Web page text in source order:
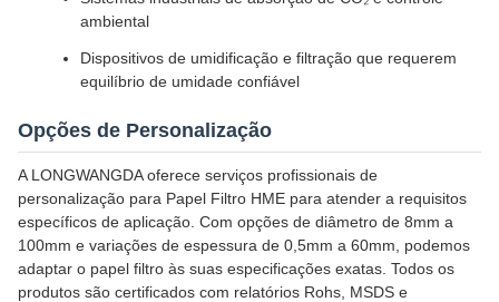
ambiental
Dispositivos de umidificação e filtração que requerem
equilíbrio de umidade confiável
Opções de Personalização
A LONGWANGDA oferece serviços profissionais de
personalização para Papel Filtro HME para atender a requisitos
específicos de aplicação. Com opções de diâmetro de 8mm a
100mm e variações de espessura de 0,5mm a 60mm, podemos
adaptar o papel filtro às suas especificações exatas. Todos os
produtos são certificados com relatórios Rohs, MSDS e